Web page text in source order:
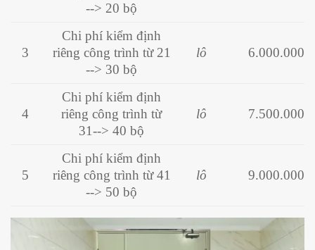
--> 20 bộ
3
Chi phí kiểm định
riêng công trình từ 21
--> 30 bộ
lô 6.000.000
4
Chi phí kiểm định
riêng công trình từ
31--> 40 bộ
lô 7.500.000
5
Chi phí kiểm định
riêng công trình từ 41
--> 50 bộ
lô 9.000.000